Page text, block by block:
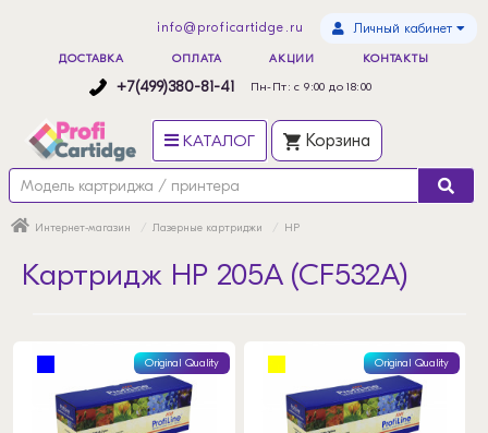
info@proficartidge.ru Личный кабинет
ДОСТАВКА ОПЛАТА АКЦИИ КОНТАКТЫ
+7(499)380-81-41 Пн-Пт: с 9:00 до 18:00
КАТАЛОГ Корзина
Интернет-магазин Лазерные картриджи HP
Картридж HP 205A (CF532A)
Original Quality Original Quality